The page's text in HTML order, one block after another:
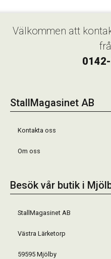
Välkommen att
StallMagasinet AB
Kontakta oss
Om oss
Besök vår butik i
StallMagasinet AB
Västra Lärketorp
59595 Mjölby